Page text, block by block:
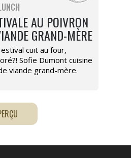
AU POIVRON
GRAND-MÈRE
cuit au four,
Sofie Dumont cuisine
viande grand-mère.